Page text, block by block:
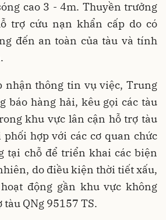
cao 3 - 4m. Thuyền trưởng
trợ cứu nạn khẩn cấp do có
đến an toàn của tàu và tính
nhận thông tin vụ việc, Trung
báo hàng hải, kêu gọi các tàu
khu vực lân cận hỗ trợ tàu
hợp với các cơ quan chức
tại chỗ để triển khai các biện
do điều kiện thời tiết xấu,
động gần khu vực không
QNg 95157 TS.